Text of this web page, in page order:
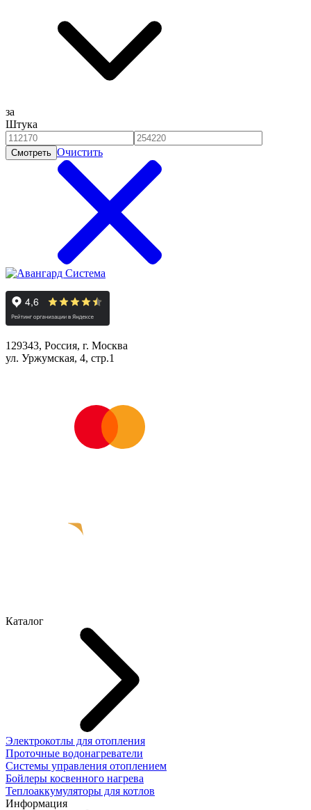
за
Штука
Смотреть Очистить
129343, Россия, г. Москва
ул. Уржумская, 4, стр.1
Каталог
Электрокотлы для отопления
Проточные водонагреватели
Системы управления отоплением
Бойлеры косвенного нагрева
Теплоаккумуляторы для котлов
Информация